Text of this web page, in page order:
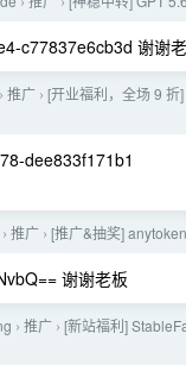
c77837e6cb3d 谢谢
› 推广 › [开业福利，全场 9
dee833f171b1
› 推广 › [推广&抽奖]
谢谢老板
› 推广 › [新站福利]